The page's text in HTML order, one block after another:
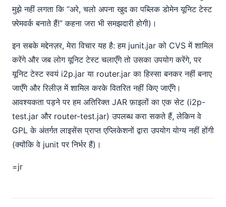
मुझे नहीं लगता कि “अरे, चलो अपना खुद का पब्लिक डोमेन यूनिट टेस्ट
फ़्रेमवर्क बनाते हैं!” कहना जरा भी समझदारी होगी)।
इन सबके मद्देनज़र, मेरा विचार यह है: हम junit.jar को CVS में शामिल
करेंगे और जब लोग यूनिट टेस्ट चलाएँगे तो उसका उपयोग करेंगे, पर
यूनिट टेस्ट स्वयं i2p.jar या router.jar का हिस्सा बनकर नहीं बनाए
जाएँगे और रिलीज़ में शामिल करके वितरित नहीं किए जाएँगे।
आवश्यकता पड़ने पर हम अतिरिक्त JAR फ़ाइलों का एक सेट (i2p-
test.jar और router-test.jar) उपलब्ध करा सकते हैं, लेकिन वे
GPL के अंतर्गत लाइसेंस प्राप्त एप्लिकेशनों द्वारा उपयोग योग्य नहीं होंगी
(क्योंकि वे junit पर निर्भर हैं)।
=jr